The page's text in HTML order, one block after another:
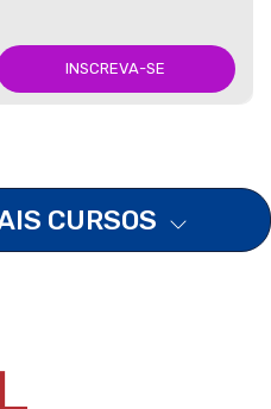
INSCREVA-SE
CURSOS